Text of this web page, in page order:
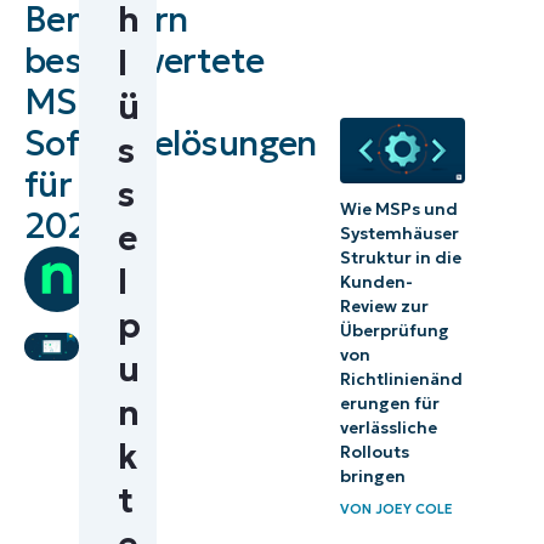
Benutzern
bestbewertete
MSP-
Softwarelösungen
für
2026
von
Team
Ninja
Guide
behandelt
MSP
Produktbewertungen
Beste
RMM-
Software
Beste
PSA-
Software
Beste
Kombination
h
l
ü
s
s
e
l
p
u
n
k
t
Wie MSPs und
Systemhäuser
Struktur in die
Kunden-
Review zur
Überprüfung
von
Richtlinienänd
erungen für
verlässliche
Rollouts
bringen
VON JOEY COLE